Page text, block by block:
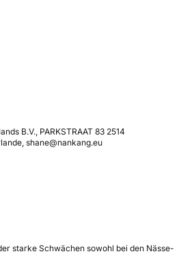
B.V., PARKSTRAAT 83 2514
shane@nankang.eu
starke Schwächen sowohl bei den Nässe-